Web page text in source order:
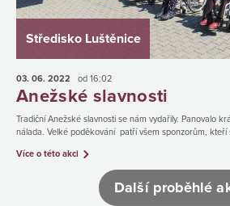
Středisko Luštěnice
03. 06. 2022 od 16:02
Anežské slavnosti
Tradiční Anežské slavnosti se nám vydařily. Panovalo
nálada. Velké poděkování patří všem sponzorům, kteří
Více o této akci
Další proběhlé